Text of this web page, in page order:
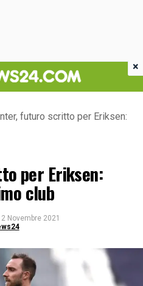
futuro scritto per Eriksen:
per Eriksen:
club
2 Novembre 2021
×